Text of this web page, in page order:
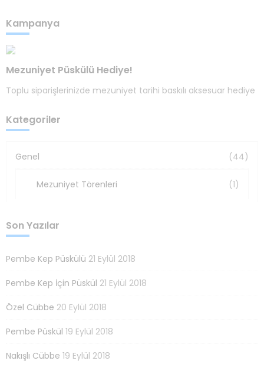
Kampanya
Mezuniyet Püskülü Hediye!
Toplu siparişlerinizde mezuniyet tarihi baskılı aksesuar hediye
Kategoriler
Genel (44)
Mezuniyet Törenleri (1)
Son Yazılar
Pembe Kep Püskülü 21 Eylül 2018
Pembe Kep İçin Püskül 21 Eylül 2018
Özel Cübbe 20 Eylül 2018
Pembe Püskül 19 Eylül 2018
Nakışlı Cübbe 19 Eylül 2018